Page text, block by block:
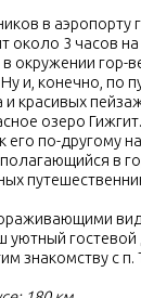
гостевой
знакомству с п.
180 км.
и